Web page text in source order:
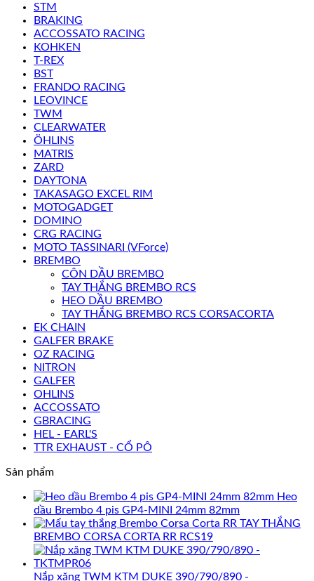
STM
BRAKING
ACCOSSATO RACING
KOHKEN
T-REX
BST
FRANDO RACING
LEOVINCE
TWM
CLEARWATER
ÖHLINS
MATRIS
ZARD
DAYTONA
TAKASAGO EXCEL RIM
MOTOGADGET
DOMINO
CRG RACING
MOTO TASSINARI (VForce)
BREMBO
CÔN DẦU BREMBO
TAY THẮNG BREMBO RCS
HEO DẦU BREMBO
TAY THẮNG BREMBO RCS CORSACORTA
EK CHAIN
GALFER BRAKE
OZ RACING
NITRON
GALFER
OHLINS
ACCOSSATO
GBRACING
HEL - EARL'S
TTR EXHAUST - CỔ PÔ
Sản phẩm
Heo
dầu Brembo 4 pis GP4-MINI 24mm 82mm
TAY THẮNG
BREMBO CORSA CORTA RR RCS19
Nắp xăng TWM KTM DUKE 390/790/890 -